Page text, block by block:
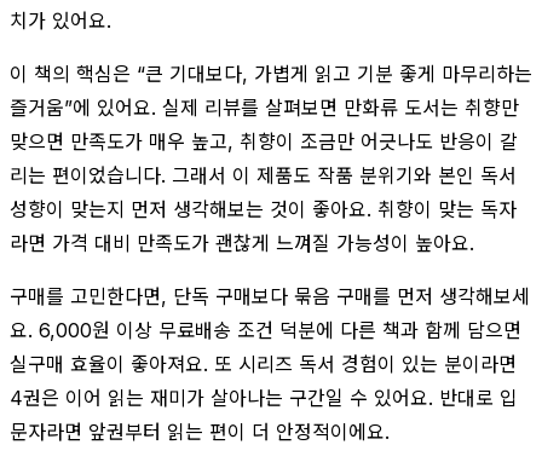
치가 있어요.
이 책의 핵심은 “큰 기대보다, 가볍게 읽고 기분 좋게 마무리하는
즐거움”에 있어요. 실제 리뷰를 살펴보면 만화류 도서는 취향만
맞으면 만족도가 매우 높고, 취향이 조금만 어긋나도 반응이 갈
리는 편이었습니다. 그래서 이 제품도 작품 분위기와 본인 독서
성향이 맞는지 먼저 생각해보는 것이 좋아요. 취향이 맞는 독자
라면 가격 대비 만족도가 괜찮게 느껴질 가능성이 높아요.
구매를 고민한다면, 단독 구매보다 묶음 구매를 먼저 생각해보세
요. 6,000원 이상 무료배송 조건 덕분에 다른 책과 함께 담으면
실구매 효율이 좋아져요. 또 시리즈 독서 경험이 있는 분이라면
4권은 이어 읽는 재미가 살아나는 구간일 수 있어요. 반대로 입
문자라면 앞권부터 읽는 편이 더 안정적이에요.